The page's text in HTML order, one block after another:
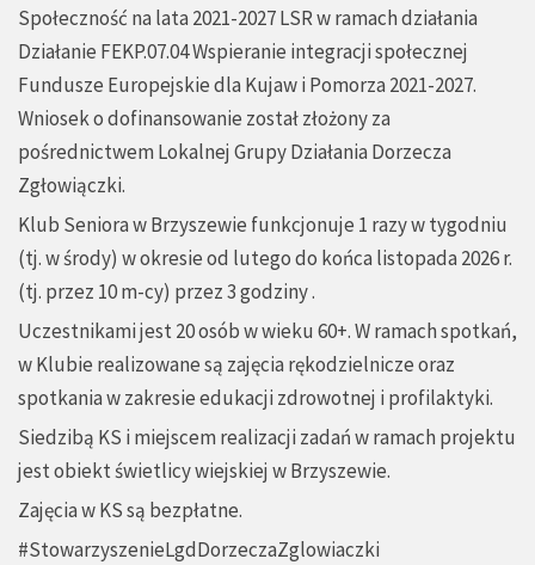
Społeczność na lata 2021-2027 LSR w ramach działania
Działanie FEKP.07.04 Wspieranie integracji społecznej
Fundusze Europejskie dla Kujaw i Pomorza 2021-2027.
Wniosek o dofinansowanie został złożony za
pośrednictwem Lokalnej Grupy Działania Dorzecza
Zgłowiączki.
Klub Seniora w Brzyszewie funkcjonuje 1 razy w tygodniu
(tj. w środy) w okresie od lutego do końca listopada 2026 r.
(tj. przez 10 m-cy) przez 3 godziny .
Uczestnikami jest 20 osób w wieku 60+. W ramach spotkań,
w Klubie realizowane są zajęcia rękodzielnicze oraz
spotkania w zakresie edukacji zdrowotnej i profilaktyki.
Siedzibą KS i miejscem realizacji zadań w ramach projektu
jest obiekt świetlicy wiejskiej w Brzyszewie.
Zajęcia w KS są bezpłatne.
#StowarzyszenieLgdDorzeczaZglowiaczki